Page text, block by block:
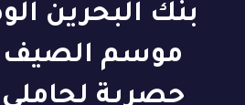
بنك البحرين
موسم الصيف
حصرية لحاملي